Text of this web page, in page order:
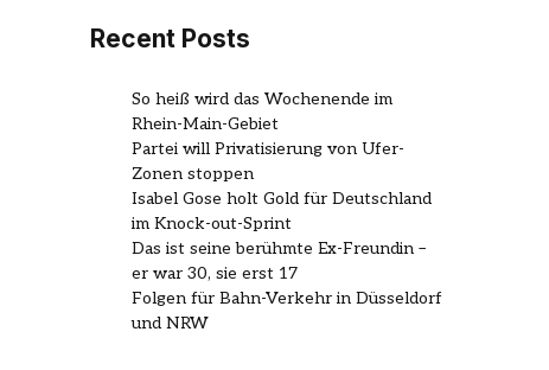
Recent Posts
So heiß wird das Wochenende im
Rhein-Main-Gebiet
Partei will Privatisierung von Ufer-
Zonen stoppen
Isabel Gose holt Gold für Deutschland
im Knock-out-Sprint
Das ist seine berühmte Ex-Freundin –
er war 30, sie erst 17
Folgen für Bahn-Verkehr in Düsseldorf
und NRW